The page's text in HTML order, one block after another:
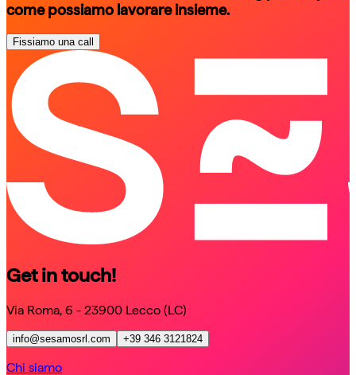
come possiamo lavorare insieme.
Fissiamo una call
schedule a call
schedule a call
Get in touch!
Via Roma, 6 - 23900 Lecco (LC)
info@sesamosrl.com +39 346 3121824
Chi siamo